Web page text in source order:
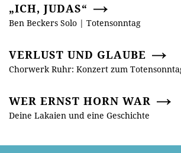
„ICH, JUDAS“
Ben Beckers Solo | Totensonntag
VERLUST UND GLAUBE
Chorwerk Ruhr: Konzert zum
WER ERNST HORN WAR
Deine Lakaien und eine Geschichte